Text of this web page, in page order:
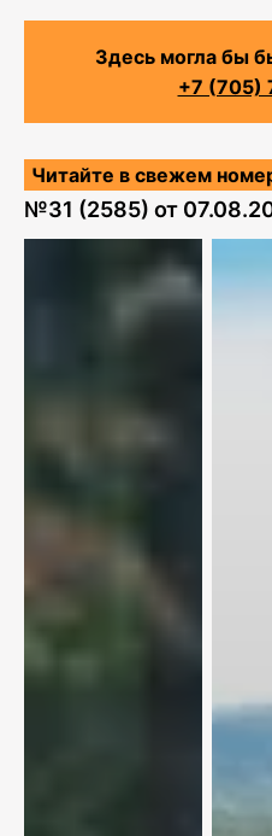
Здесь могла бы
+7 (705)
Читайте в свежем
№31 (2585) от